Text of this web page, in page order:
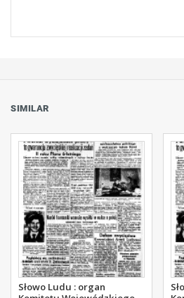
SIMILAR
Słowo Ludu : organ